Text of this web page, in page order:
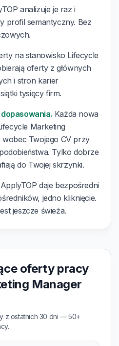
analizuje je raz i
profil semantyczny. Bez
na stanowisko Lifecycle
oferty z głównych
i stron karier
tysięcy firm.
Każda nowa
Marketing
wobec Twojego CV przy
Tylko dobrze
do Twojej skrzynki.
ApplyTOP daje bezpośredni
jedno kliknięcie.
jeszcze świeża.
oferty pracy
Manager
z ostatnich 30 dni — 50+